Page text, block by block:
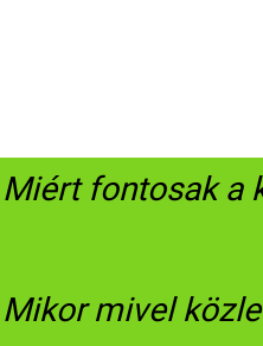
Miért fontosak a
Mikor mivel